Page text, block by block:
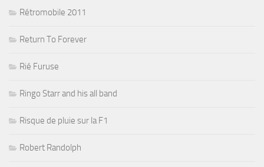
Rétromobile 2011
Return To Forever
Rié Furuse
Ringo Starr and his all band
Risque de pluie sur la F1
Robert Randolph